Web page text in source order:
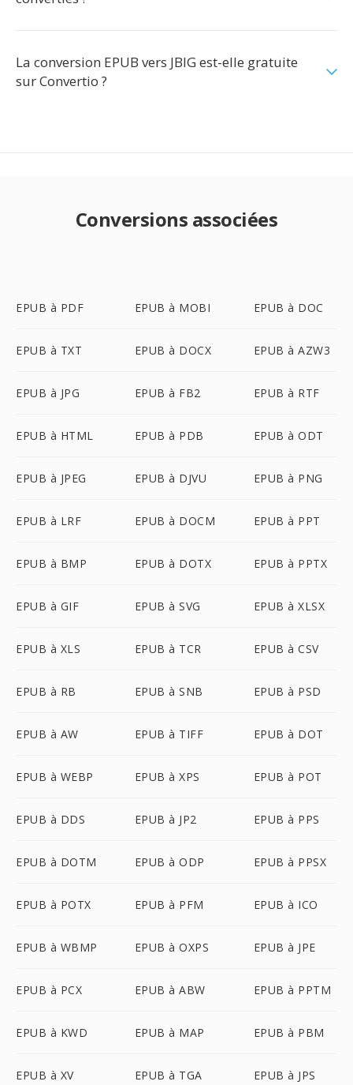
La conversion EPUB vers JBIG est-elle gratuite
sur Convertio ?
Conversions associées
EPUB à PDF EPUB à MOBI EPUB à DOC
EPUB à TXT EPUB à DOCX EPUB à AZW3
EPUB à JPG EPUB à FB2 EPUB à RTF
EPUB à HTML EPUB à PDB EPUB à ODT
EPUB à JPEG EPUB à DJVU EPUB à PNG
EPUB à LRF EPUB à DOCM EPUB à PPT
EPUB à BMP EPUB à DOTX EPUB à PPTX
EPUB à GIF EPUB à SVG EPUB à XLSX
EPUB à XLS EPUB à TCR EPUB à CSV
EPUB à RB EPUB à SNB EPUB à PSD
EPUB à AW EPUB à TIFF EPUB à DOT
EPUB à WEBP EPUB à XPS EPUB à POT
EPUB à DDS EPUB à JP2 EPUB à PPS
EPUB à DOTM EPUB à ODP EPUB à PPSX
EPUB à POTX EPUB à PFM EPUB à ICO
EPUB à WBMP EPUB à OXPS EPUB à JPE
EPUB à PCX EPUB à ABW EPUB à PPTM
EPUB à KWD EPUB à MAP EPUB à PBM
EPUB à XV EPUB à TGA EPUB à JPS